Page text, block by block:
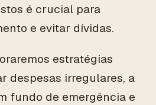
é crucial para
e evitar dívidas.
estratégias
despesas irregulares, a
fundo de emergência e